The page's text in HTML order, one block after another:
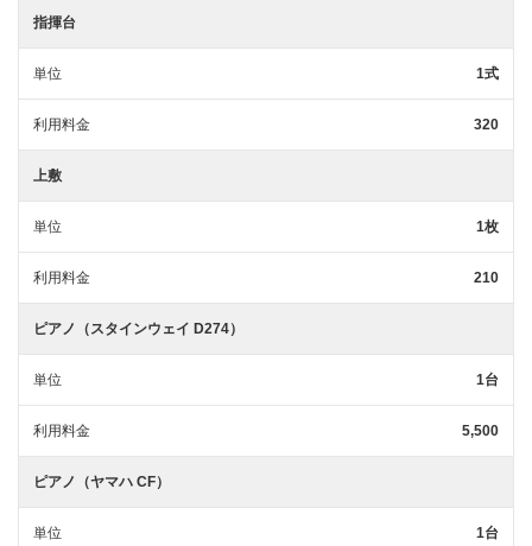
指揮台
単位 1式
利用料金 320
上敷
単位 1枚
利用料金 210
ピアノ（スタインウェイ D274）
単位 1台
利用料金 5,500
ピアノ（ヤマハ CF）
単位 1台